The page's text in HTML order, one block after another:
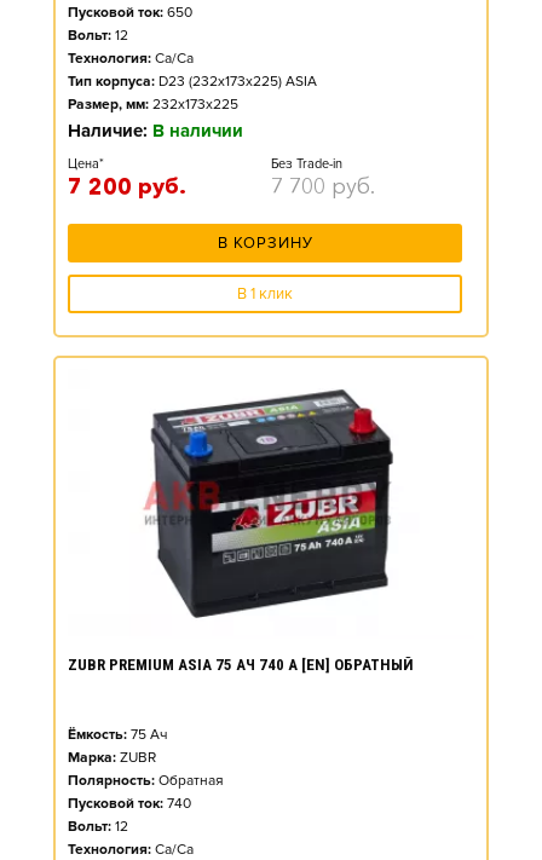
Пусковой ток: 650
Вольт: 12
Технология: Ca/Ca
Тип корпуса: D23 (232x173x225) ASIA
Размер, мм: 232x173x225
Наличие: В наличии
Цена*
7 200 руб.
Без Trade-in
7 700 руб.
В КОРЗИНУ
В 1 клик
ZUBR PREMIUM ASIA 75 АЧ 740 А [EN] ОБРАТНЫЙ
Ёмкость: 75 Ач
Марка: ZUBR
Полярность: Обратная
Пусковой ток: 740
Вольт: 12
Технология: Ca/Ca